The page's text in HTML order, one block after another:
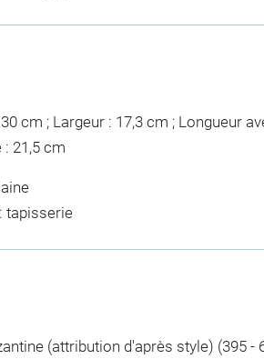
cm ; Largeur : 17,3 cm ; Longueur
21,5 cm
tapisserie
(attribution d'après style) (395 -